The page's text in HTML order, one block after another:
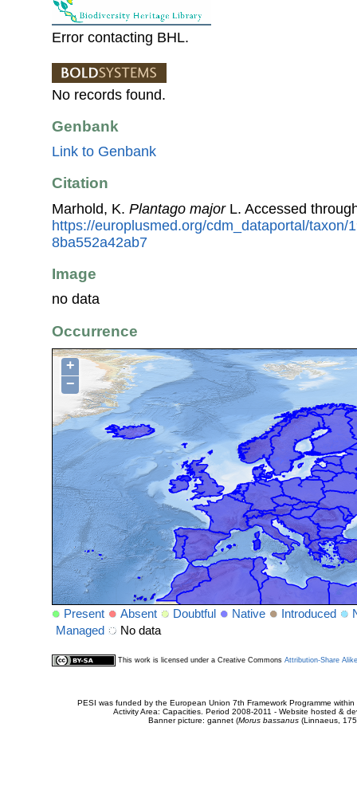
Error contacting BHL.
No records found.
Genbank
Link to Genbank
Citation
Marhold, K. Plantago majorL. Accessed
https://europlusmed.org/cdm_dataportal/taxon/
8ba552a42ab7
Image
no data
Occurrence
+
−
Present Absent Doubtful Native Introduced
Managed
No data
This work is licensed under a Creative Commons Attribution-Share
PESI was funded by the European Union 7th Framework Programme
Activity Area: Capacities. Period 2008-2011 - Website hosted &
Banner picture: gannet (Morus bassanus(Linnaeus,